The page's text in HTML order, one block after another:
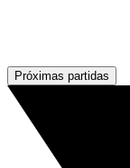
Próximas partidas